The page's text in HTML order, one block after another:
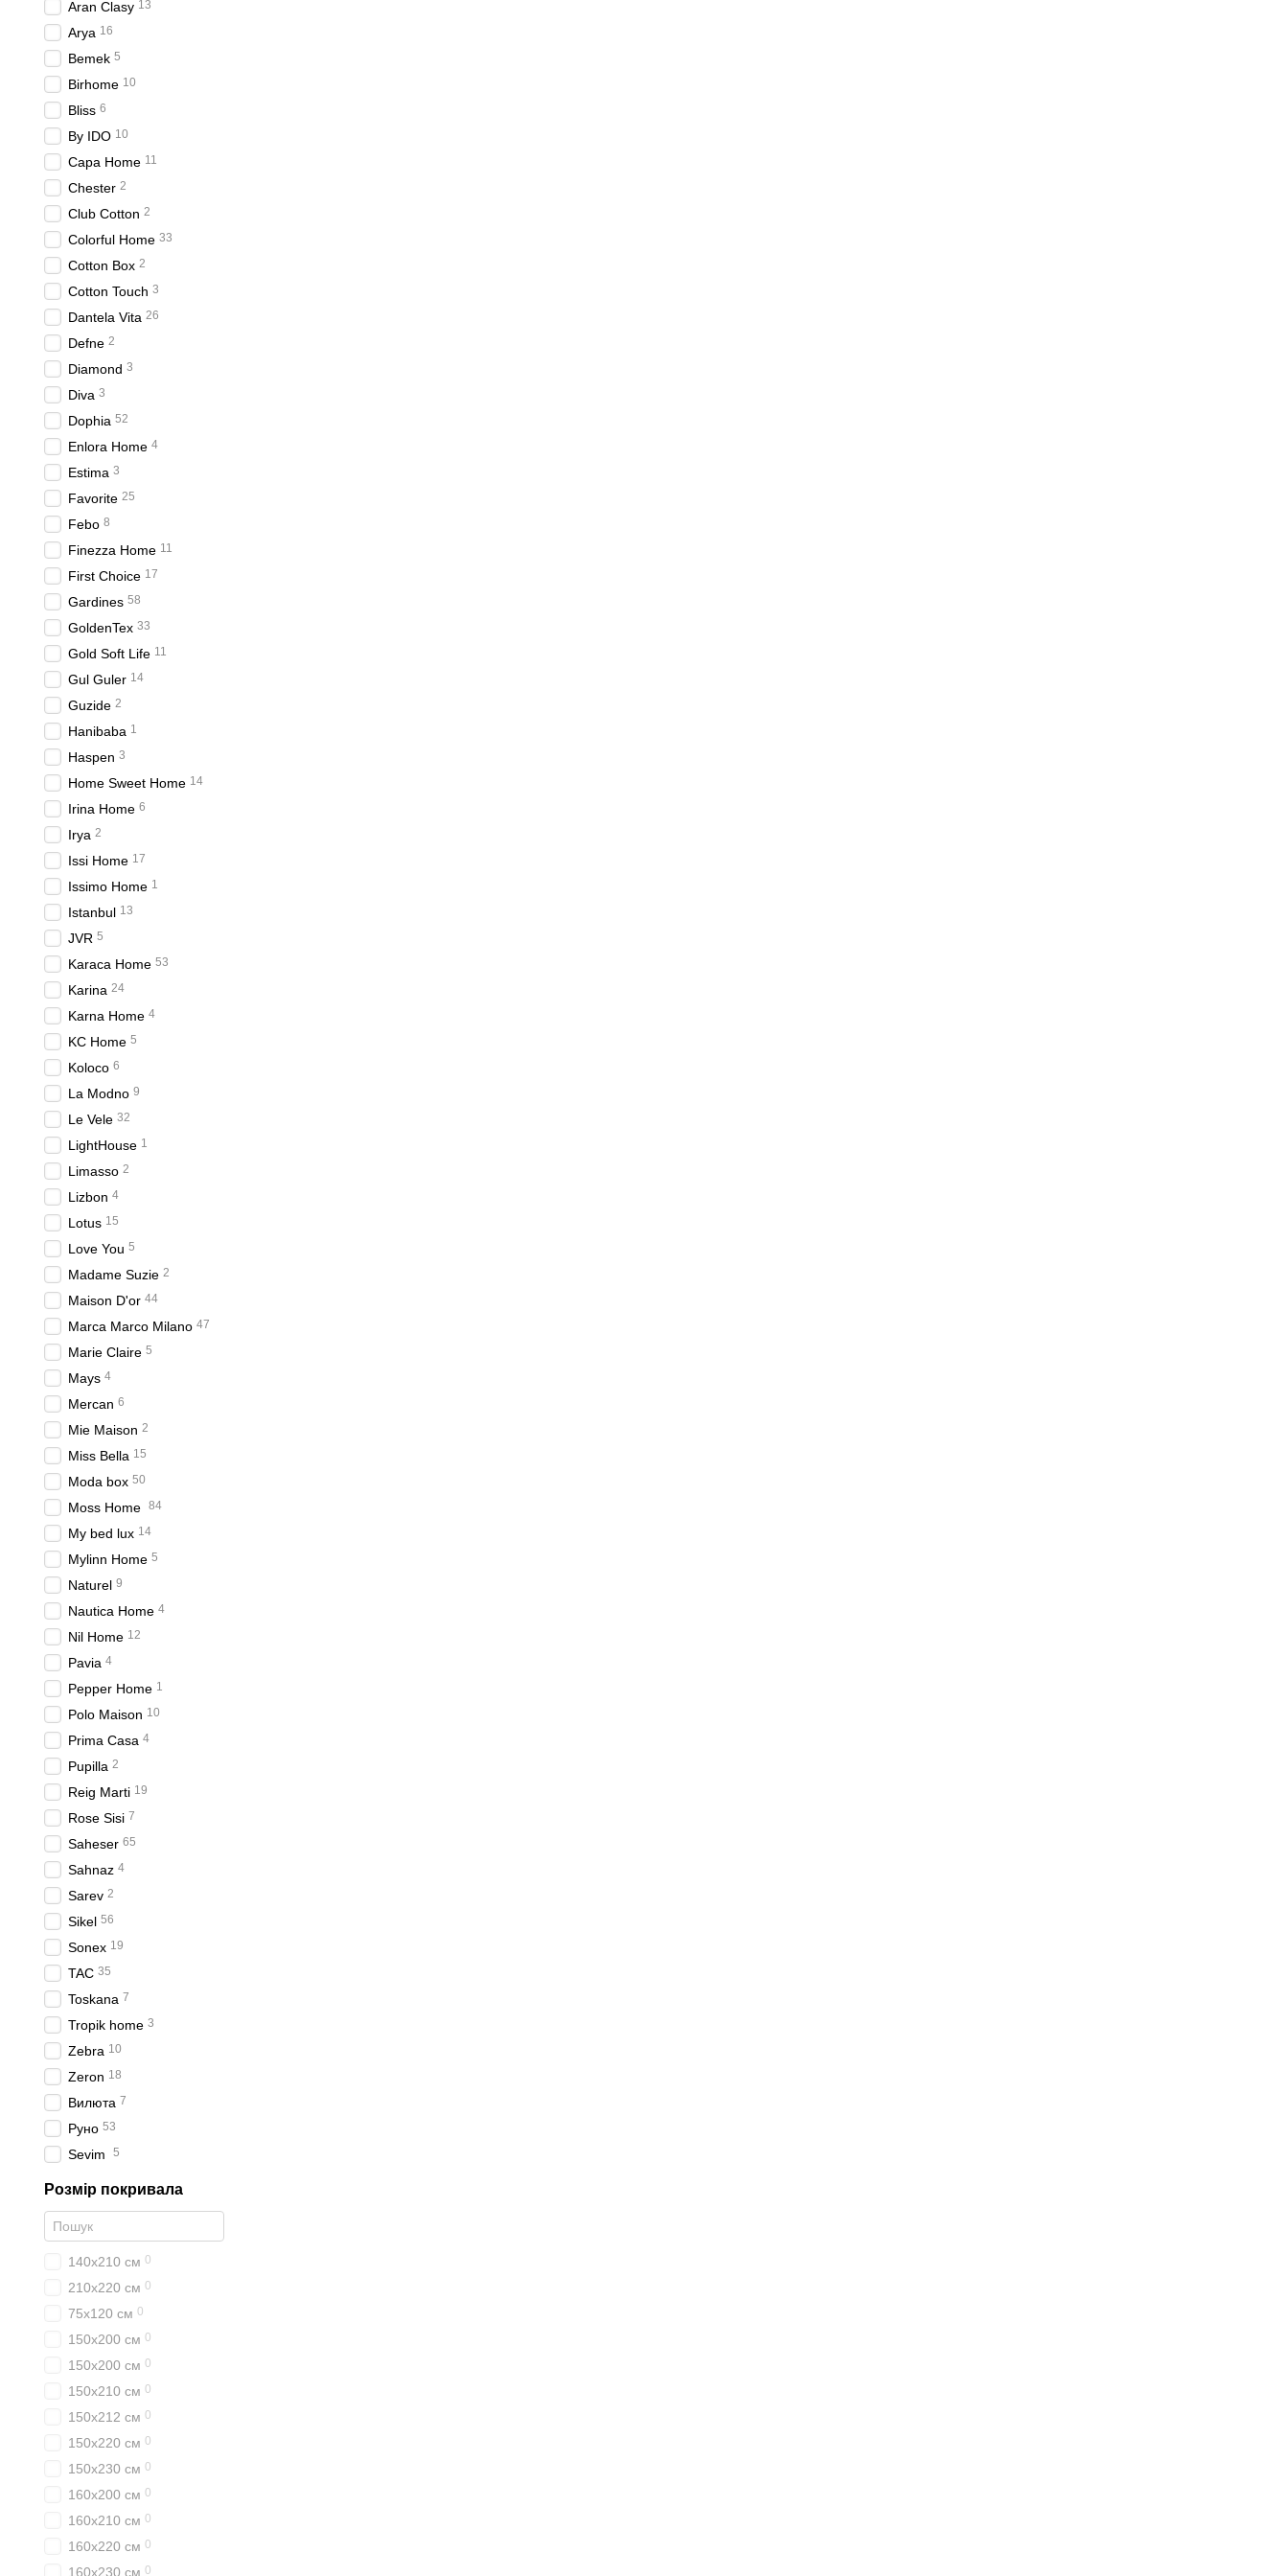
Aran Clasy 13
Arya 16
Bemek 5
Birhome 10
Bliss 6
By IDO 10
Capa Home 11
Chester 2
Club Cotton 2
Colorful Home 33
Cotton Box 2
Cotton Touch 3
Dantela Vita 26
Defne 2
Diamond 3
Diva 3
Dophia 52
Enlora Home 4
Estima 3
Favorite 25
Febo 8
Finezza Home 11
First Choice 17
Gardines 58
GoldenTex 33
Gold Soft Life 11
Gul Guler 14
Guzide 2
Hanibaba 1
Haspen 3
Home Sweet Home 14
Irina Home 6
Irya 2
Issi Home 17
Issimo Home 1
Istanbul 13
JVR 5
Karaca Home 53
Karina 24
Karna Home 4
KC Home 5
Koloco 6
La Modno 9
Le Vele 32
LightHouse 1
Limasso 2
Lizbon 4
Lotus 15
Love You 5
Madame Suzie 2
Maison D'or 44
Marca Marco Milano 47
Marie Claire 5
Mays 4
Mercan 6
Mie Maison 2
Miss Bella 15
Moda box 50
Moss Home 84
My bed lux 14
Mylinn Home 5
Naturel 9
Nautica Home 4
Nil Home 12
Pavia 4
Pepper Home 1
Polo Maison 10
Prima Casa 4
Pupilla 2
Reig Marti 19
Rose Sisi 7
Saheser 65
Sahnaz 4
Sarev 2
Sikel 56
Sonex 19
TAC 35
Toskana 7
Tropik home 3
Zebra 10
Zeron 18
Вилюта 7
Руно 53
Sevim 5
Розмір покривала
140х210 см 0
210х220 см 0
75х120 см 0
150х200 см 0
150x200 см 0
150х210 см 0
150х212 см 0
150х220 см 0
150х230 см 0
160х200 см 0
160х210 см 0
160х220 см 0
160х230 см 0